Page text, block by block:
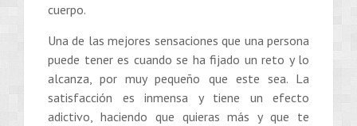
cuerpo.
Una de las mejores sensaciones que una persona
puede tener es cuando se ha fijado un reto y lo
alcanza, por muy pequeño que este sea. La
satisfacción es inmensa y tiene un efecto
adictivo, haciendo que quieras más y que te